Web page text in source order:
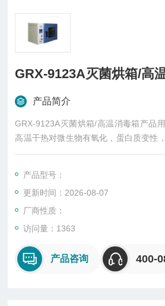
GRX-9123A灭菌烘箱/高
产品简介
GRX-9123A灭菌烘箱/高温消毒箱产品
高温干热对微生物有氧化，蛋白质变性
作用，其中主要是通过氧化作用破坏
产品型号：
更新时间：2026-08-07
厂商性质：
访问量：1363
产品咨询 400-